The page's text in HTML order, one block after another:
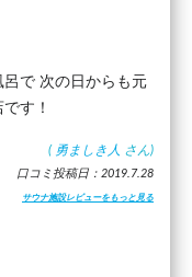
呂で 次の日からも元
す！
( 勇ましき人 さん)
口コミ投稿日：2019.7.28
サウナ施設レビューをもっと見る